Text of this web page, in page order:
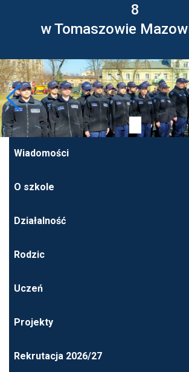
8
w Tomaszowie
Wiadomości
O szkole
Działalność
Rodzic
Uczeń
Projekty
Rekrutacja 2026/27